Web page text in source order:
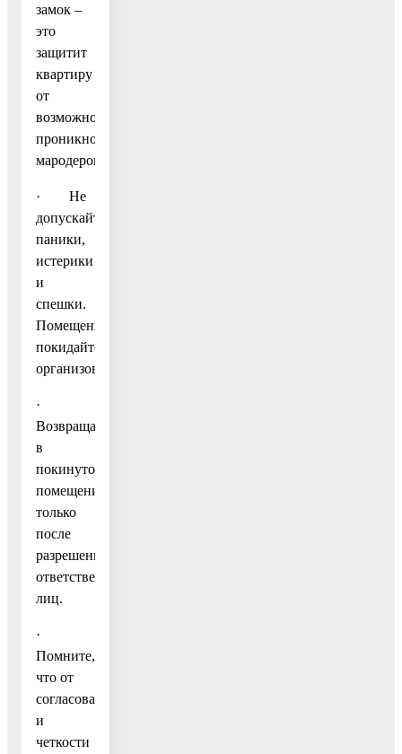
замок –
это
защитит
квартиру
от
возможного
проникновения
мародеров.
· Не
допускайте
паники,
истерики
и
спешки.
Помещение
покидайте
организованно.
·
Возвращайтесь
в
покинутое
помещение
только
после
разрешения
ответственных
лиц.
·
Помните,
что от
согласованности
и
четкости